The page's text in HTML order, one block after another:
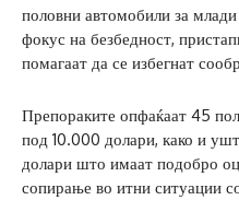
половни автомобили за
фокус на безбедност,
помагаат да се избегнат
Препораките опфаќаат 45
под 10.000 долари, како и
долари што имаат подобро
сопирање во итни ситуации